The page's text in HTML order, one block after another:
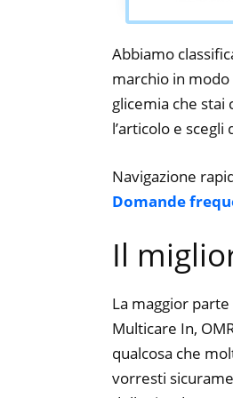
Abbiamo
marchio in
glicemia che stai
l’articolo e
Navigazione
Domande
Il
La maggior
Multicare In,
qualcosa che
vorresti